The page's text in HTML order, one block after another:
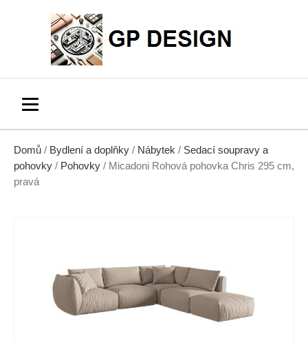
Domů / Bydlení a doplňky / Nábytek / Sedací soupravy a
pohovky / Pohovky / Micadoni Rohová pohovka Chris 295 cm,
pravá